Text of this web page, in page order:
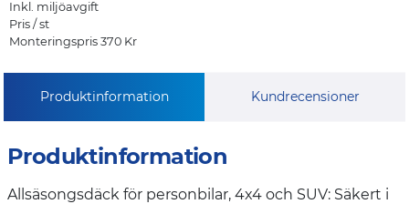
Inkl. miljöavgift
Pris / st
Monteringspris 370 Kr
Produktinformation Kundrecensioner
Produktinformation
Allsäsongsdäck för personbilar, 4x4 och SUV: Säkert i